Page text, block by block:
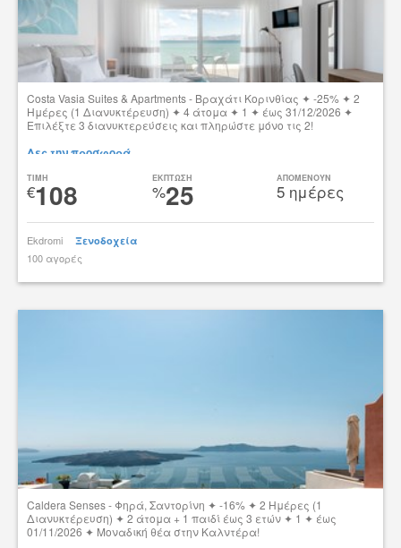
Costa Vasia Suites & Apartments - Βραχάτι Κορινθίας ✦ -25% ✦ 2
Ημέρες (1 Διανυκτέρευση) ✦ 4 άτομα ✦ 1 ✦ έως 31/12/2026 ✦
Επιλέξτε 3 διανυκτερεύσεις και πληρώστε μόνο τις 2!
Δες την προσφορά
TIMH
€108 ΕΚΠΤΩΣΗ
%25 ΑΠΟΜΕΝΟΥΝ
5 ημέρες
Ekdromi Ξενοδοχεία
100 αγορές
tsibato
Caldera Senses - Φηρά, Σαντορίνη ✦ -16% ✦ 2 Ημέρες (1
Διανυκτέρευση) ✦ 2 άτομα + 1 παιδί έως 3 ετών ✦ 1 ✦ έως
01/11/2026 ✦ Μοναδική θέα στην Καλντέρα!